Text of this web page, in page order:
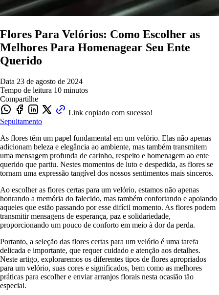
Flores Para Velórios: Como Escolher as
Melhores Para Homenagear Seu Ente
Querido
Data 23 de agosto de 2024
Tempo de leitura 10 minutos
Compartilhe
Link copiado com sucesso!
Sepultamento
As flores têm um papel fundamental em um velório. Elas não apenas
adicionam beleza e elegância ao ambiente, mas também transmitem
uma mensagem profunda de carinho, respeito e homenagem ao ente
querido que partiu. Nestes momentos de luto e despedida, as flores se
tornam uma expressão tangível dos nossos sentimentos mais sinceros.
Ao escolher as flores certas para um velório, estamos não apenas
honrando a memória do falecido, mas também confortando e apoiando
aqueles que estão passando por esse difícil momento. As flores podem
transmitir mensagens de esperança, paz e solidariedade,
proporcionando um pouco de conforto em meio à dor da perda.
Portanto, a seleção das flores certas para um velório é uma tarefa
delicada e importante, que requer cuidado e atenção aos detalhes.
Neste artigo, exploraremos os diferentes tipos de flores apropriados
para um velório, suas cores e significados, bem como as melhores
práticas para escolher e enviar arranjos florais nesta ocasião tão
especial.